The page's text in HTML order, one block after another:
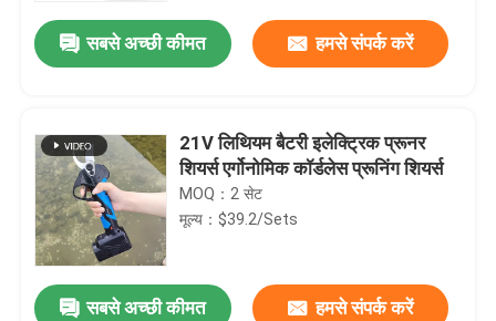
सबसे अच्छी कीमत हमसे संपर्क करें
21V लिथियम बैटरी इलेक्ट्रिक प्रूनर
शियर्स एर्गोनोमिक कॉर्डलेस प्रूनिंग शियर्स
MOQ：2 सेट
मूल्य：$39.2/Sets
सबसे अच्छी कीमत हमसे संपर्क करें